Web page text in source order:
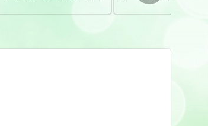
ジタル写真集が異例の大
訴え！「高市自民に